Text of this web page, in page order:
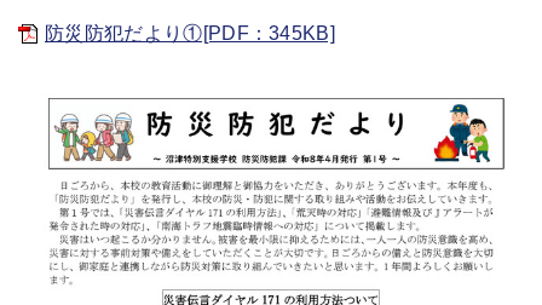
防災防犯だより①[PDF：345KB]